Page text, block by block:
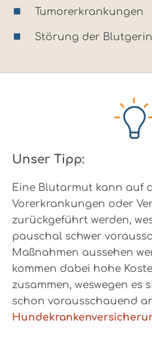
Tumorerkrankungen
Störung der
Unser Tipp:
Eine Blutarmut kann auf
Vorerkrankungen oder
zurückgeführt werden,
pauschal schwer
Maßnahmen aussehen
kommen dabei hohe
zusammen, weswegen es
schon vorausschauend